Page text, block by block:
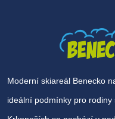
Moderní skiareál Benecko
ideální podmínky pro rodiny